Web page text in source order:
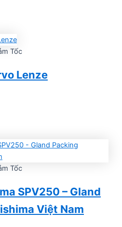
Tốc
Lenze
Tốc
SPV250 – Gland
Việt Nam